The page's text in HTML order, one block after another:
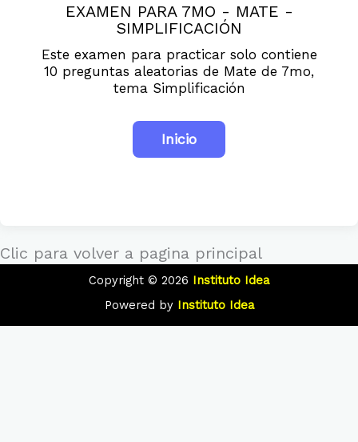
EXAMEN PARA 7MO - MATE -
SIMPLIFICACIÓN
Este examen para practicar solo contiene
10 preguntas aleatorias de Mate de 7mo,
tema Simplificación
Clic para volver a pagina principal
Copyright © 2026 Instituto Idea
Powered by Instituto Idea